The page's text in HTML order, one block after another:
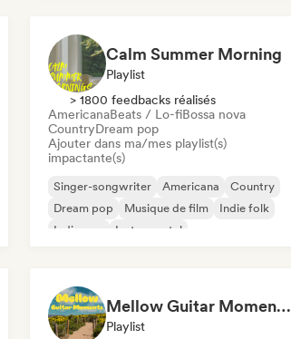
Calm Summer Morning
Playlist
> 1800 feedbacks réalisés
AmericanaBeats / Lo-fiBossa nova
CountryDream pop
Ajouter dans ma/mes playlist(s)
impactante(s)
Singer-songwriter Americana
Country
Dream pop
Musique de film
Indie folk
Indie pop
Instrumental
Mellow Guitar Moments 🎸 Acoustic Indie Folk & Singer-Songwriter
Playlist